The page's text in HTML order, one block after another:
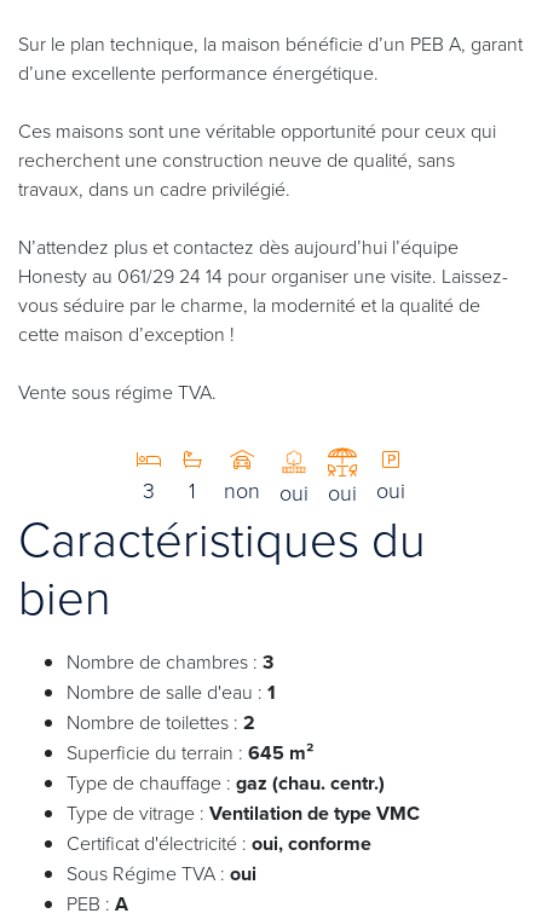
Sur le plan technique, la maison bénéficie d’un PEB A, garant
d’une excellente performance énergétique.
Ces maisons sont une véritable opportunité pour ceux qui
recherchent une construction neuve de qualité, sans
travaux, dans un cadre privilégié.
N’attendez plus et contactez dès aujourd’hui l’équipe
Honesty au 061/29 24 14 pour organiser une visite. Laissez-
vous séduire par le charme, la modernité et la qualité de
cette maison d’exception !
Vente sous régime TVA.
3 1 non oui oui oui
Caractéristiques du
bien
Nombre de chambres : 3
Nombre de salle d'eau : 1
Nombre de toilettes : 2
Superficie du terrain : 645 m²
Type de chauffage : gaz (chau. centr.)
Type de vitrage : Ventilation de type VMC
Certificat d'électricité : oui, conforme
Sous Régime TVA : oui
PEB : A